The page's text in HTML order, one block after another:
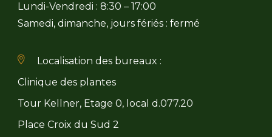
Lundi-Vendredi : 8:30 – 17:00
Samedi, dimanche, jours fériés : fermé
Localisation des bureaux :
Clinique des plantes
Tour Kellner, Etage 0, local d.077.20
Place Croix du Sud 2